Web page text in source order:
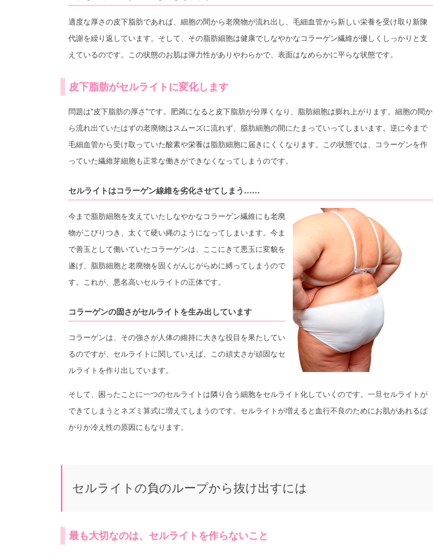
適度な厚さの皮下脂肪であれば、細胞の間から老廃物が流れ出し、毛細血管から新しい栄養を受け取り新陳
代謝を繰り返しています。そして、その脂肪細胞は健康でしなやかなコラーゲン繊維が優しくしっかりと支
えているのです。この状態のお肌は弾力性がありやわらかで、表面はなめらかに平らな状態です。
皮下脂肪がセルライトに変化します
問題は”皮下脂肪の厚さ”です。肥満になると皮下脂肪が分厚くなり、脂肪細胞は膨れ上がります。細胞の間か
ら流れ出ていたはずの老廃物はスムーズに流れず、脂肪細胞の間にたまっていってしまいます。逆に今まで
毛細血管から受け取っていた酸素や栄養は脂肪細胞に届きにくくなります。この状態では、コラーゲンを作
っていた繊維芽細胞も正常な働きができなくなってしまうのです。
セルライトはコラーゲン線維を劣化させてしまう……
今まで脂肪細胞を支えていたしなやかなコラーゲン繊維にも老廃
物がこびりつき、太くて硬い縄のようになってしまいます。今ま
で善玉として働いていたコラーゲンは、ここにきて悪玉に変貌を
遂げ、脂肪細胞と老廃物を固くがんじがらめに縛ってしまうので
す。これが、悪名高いセルライトの正体です。
コラーゲンの固さがセルライトを生み出しています
コラーゲンは、その強さが人体の維持に大きな役目を果たしてい
るのですが、セルライトに関していえば、この頑丈さが頑固なセ
ルライトを作り出しています。
そして、困ったことに一つのセルライトは隣り合う細胞をセルライト化していくのです。一旦セルライトが
できてしまうとネズミ算式に増えてしまうのです。セルライトが増えると血行不良のためにお肌があれるば
かりか冷え性の原因にもなります。
セルライトの負のループから抜け出すには
最も大切なのは、セルライトを作らないこと